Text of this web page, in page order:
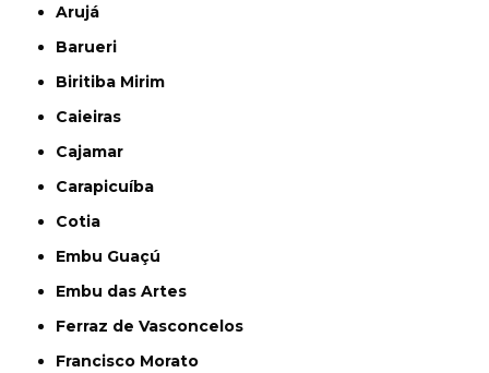
Arujá
Barueri
Biritiba Mirim
Caieiras
Cajamar
Carapicuíba
Cotia
Embu Guaçú
Embu das Artes
Ferraz de Vasconcelos
Francisco Morato